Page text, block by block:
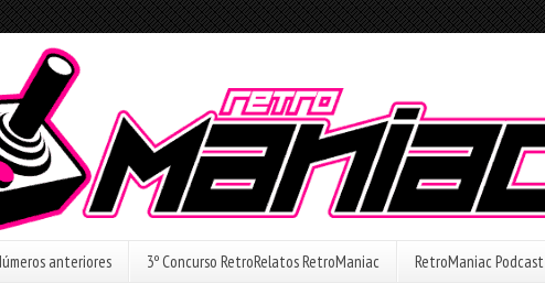
anteriores 3º Concurso RetroRelatos RetroManiac RetroManiac Podcast